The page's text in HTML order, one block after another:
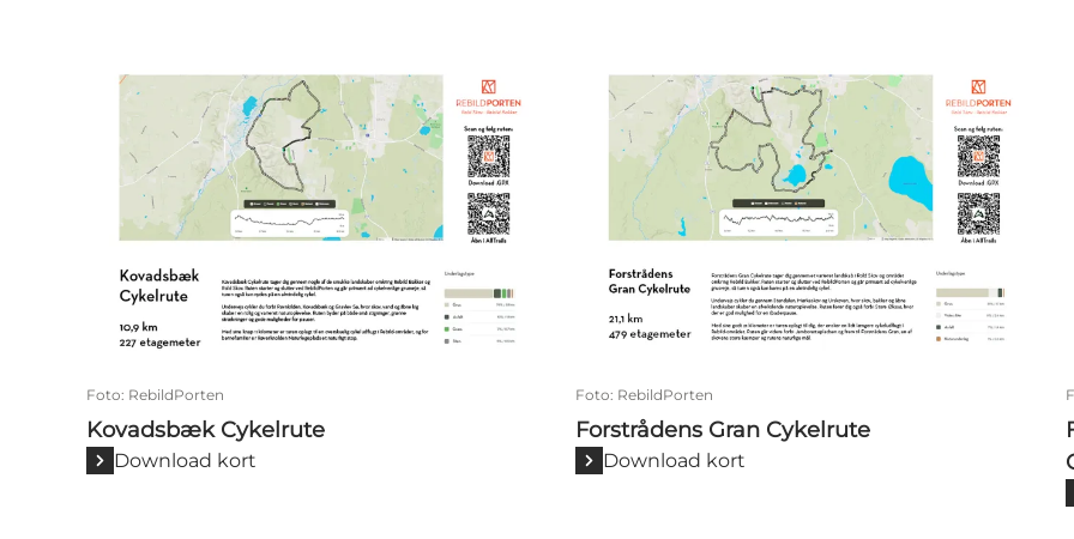
Foto: RebildPorten
Kovadsbæk Cykelrute
Download kort
Foto: RebildPorten
Forstrådens Gran Cykelrute
Download kort